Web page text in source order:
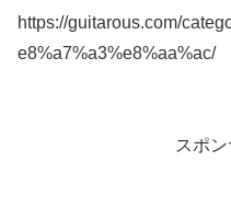
https://guitarous.com/
e8%a7%a3%e8%aa%ac/
スポ